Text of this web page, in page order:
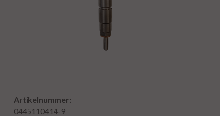
Artikelnummer:
0445110414-9